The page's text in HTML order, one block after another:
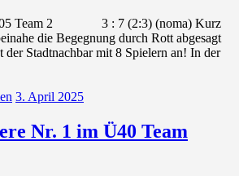
05 Team 2 3 : 7 (2:3) (noma) Kurz
die Begegnung durch Rott abgesagt
der Stadtnachbar mit 8 Spielern an! In der
3. April 2025
Nr. 1 im Ü40 Team